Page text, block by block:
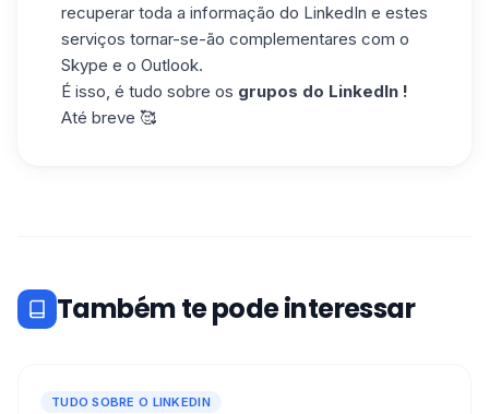
recuperar toda a informação do LinkedIn e estes
serviços tornar-se-ão complementares com o
Skype e o Outlook.
É isso, é tudo sobre os grupos do LinkedIn !
Até breve 🥰
Também te pode interessar
TUDO SOBRE O LINKEDIN